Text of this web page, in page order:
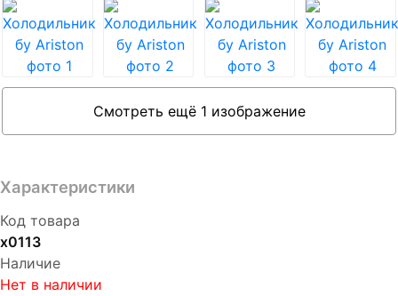
Смотреть ещё 1 изображение
Характеристики
Код товара
х0113
Наличие
Нет в наличии